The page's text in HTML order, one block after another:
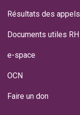
Résultats des appels
Documents utiles RH
e-space
OCN
Faire un don